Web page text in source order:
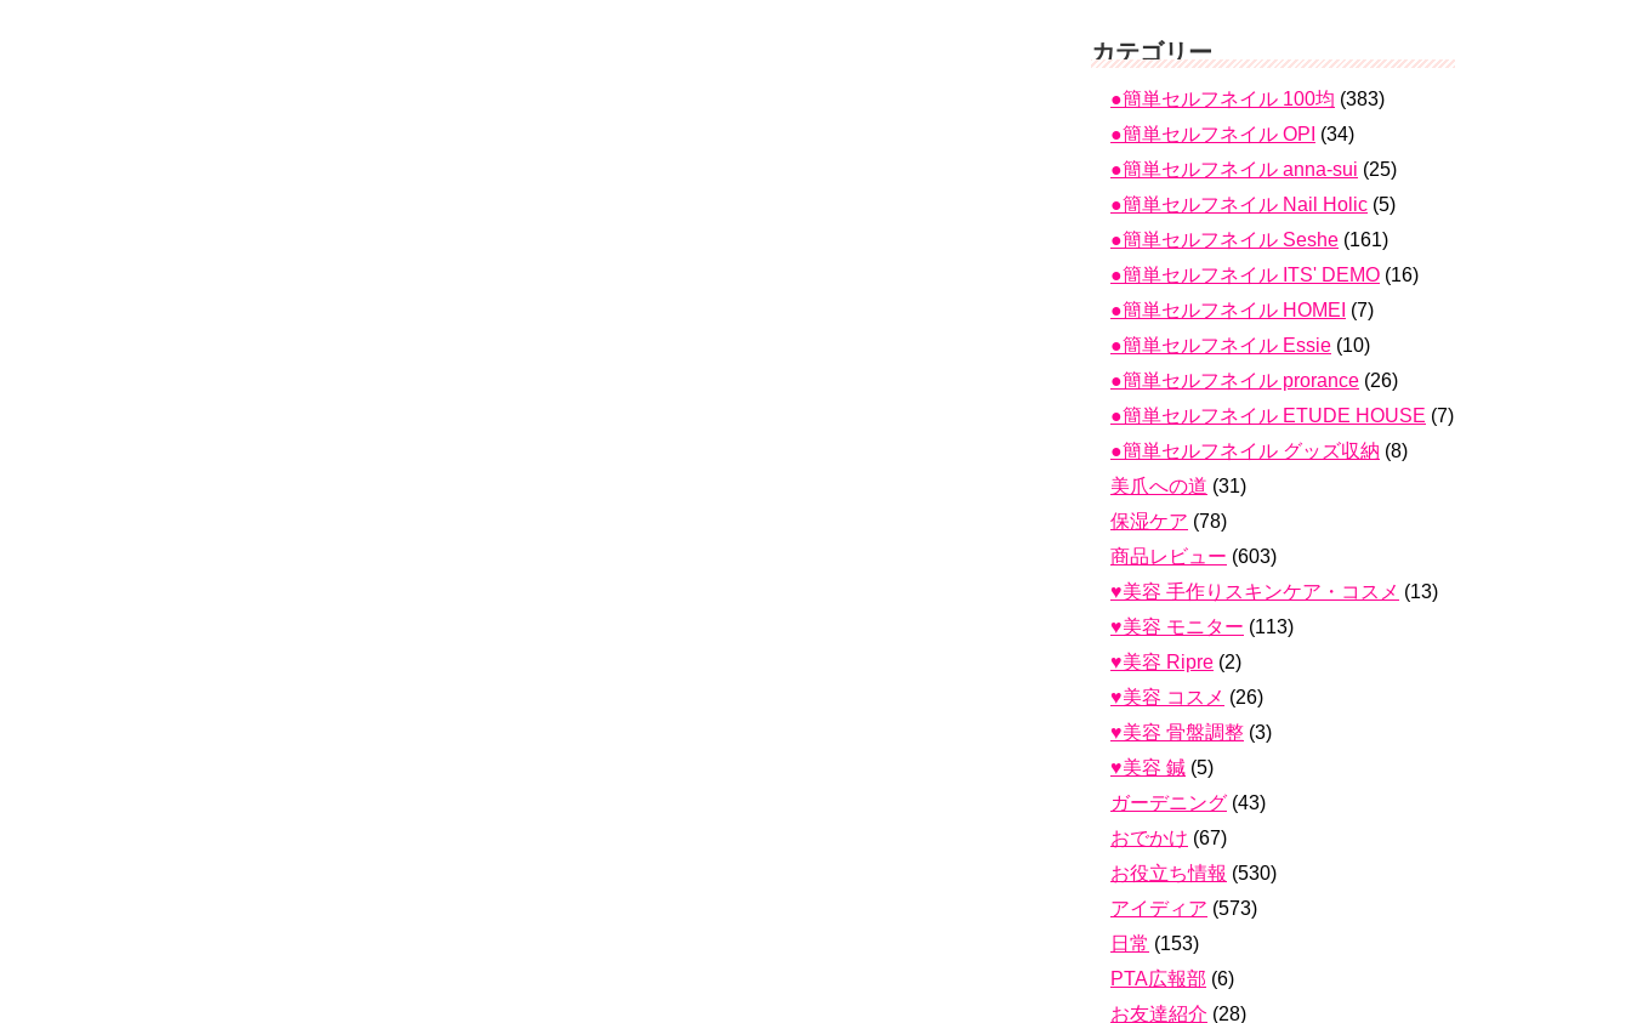
カテゴリー
●簡単セルフネイル 100均 (383)
●簡単セルフネイル OPI (34)
●簡単セルフネイル anna-sui (25)
●簡単セルフネイル Nail Holic (5)
●簡単セルフネイル Seshe (161)
●簡単セルフネイル ITS' DEMO (16)
●簡単セルフネイル HOMEI (7)
●簡単セルフネイル Essie (10)
●簡単セルフネイル prorance (26)
●簡単セルフネイル ETUDE HOUSE (7)
●簡単セルフネイル グッズ収納 (8)
美爪への道 (31)
保湿ケア (78)
商品レビュー (603)
♥美容 手作りスキンケア・コスメ (13)
♥美容 モニター (113)
♥美容 Ripre (2)
♥美容 コスメ (26)
♥美容 骨盤調整 (3)
♥美容 鍼 (5)
ガーデニング (43)
おでかけ (67)
お役立ち情報 (530)
アイディア (573)
日常 (153)
PTA広報部 (6)
お友達紹介 (28)